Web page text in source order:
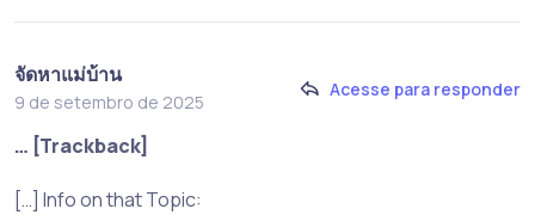
จัดหาแม่บ้าน
9 de setembro de 2025
Acesse para responder
… [Trackback]
[…] Info on that Topic: